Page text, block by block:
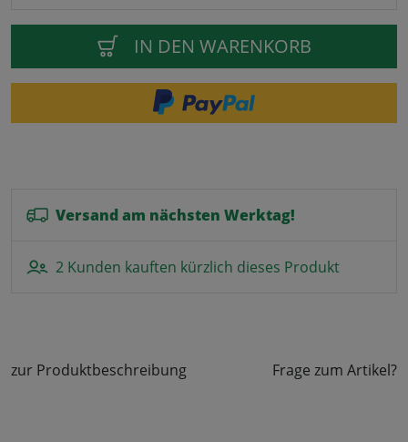
IN DEN WARENKORB
Versand am nächsten Werktag!
2 Kunden kauften kürzlich dieses Produkt
zur Produktbeschreibung Frage zum Artikel?